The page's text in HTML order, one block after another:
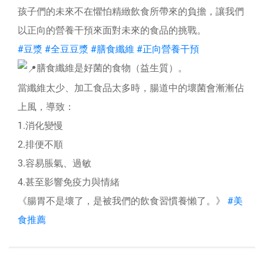
孩子們的未來不在懼怕精緻飲食所帶來的負擔，讓我們
以正向的營養干預來面對未來的食品的挑戰。
#豆漿 #全豆豆漿 #膳食纖維 #正向營養干預
膳食纖維是好菌的食物（益生質）。
當纖維太少、加工食品太多時，腸道中的壞菌會漸漸佔
上風，導致：
1.消化變慢
2.排便不順
3.容易脹氣、過敏
4.甚至影響免疫力與情緒
《腸胃不是壞了，是被我們的飲食習慣養懶了。》 #美
食推薦